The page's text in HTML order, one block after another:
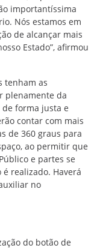
importantíssima
Nós estamos em
de alcançar mais
Estado”, afirmou
tenham as
plenamente da
forma justa e
contar com mais
de 360 graus para
ao permitir que
e partes se
realizado. Haverá
no
do botão de